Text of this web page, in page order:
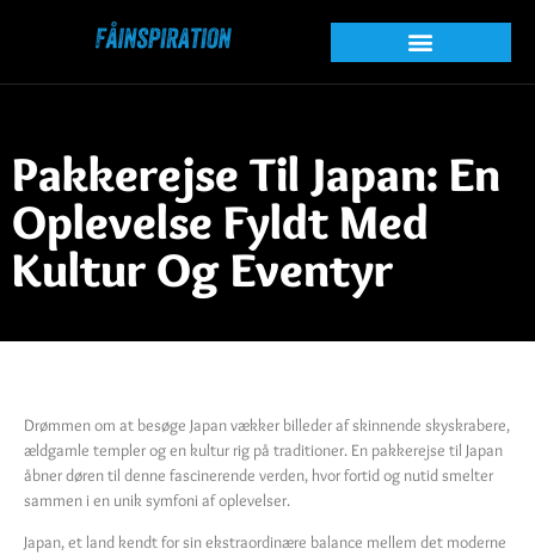
Pakkerejse Til Japan: En
Oplevelse Fyldt Med
Kultur Og Eventyr
Drømmen om at besøge Japan vækker billeder af skinnende skyskrabere,
ældgamle templer og en kultur rig på traditioner. En pakkerejse til Japan
åbner døren til denne fascinerende verden, hvor fortid og nutid smelter
sammen i en unik symfoni af oplevelser.
Japan, et land kendt for sin ekstraordinære balance mellem det moderne